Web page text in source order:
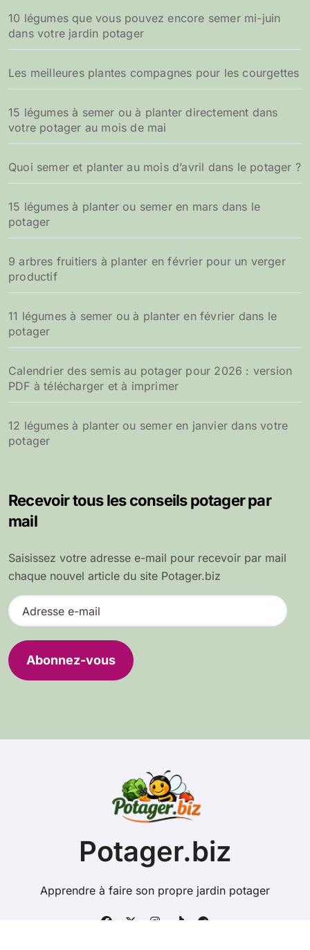
10 légumes que vous pouvez encore semer mi-juin
dans votre jardin potager
Les meilleures plantes compagnes pour les courgettes
15 légumes à semer ou à planter directement dans
votre potager au mois de mai
Quoi semer et planter au mois d’avril dans le potager ?
15 légumes à planter ou semer en mars dans le
potager
9 arbres fruitiers à planter en février pour un verger
productif
11 légumes à semer ou à planter en février dans le
potager
Calendrier des semis au potager pour 2026 : version
PDF à télécharger et à imprimer
12 légumes à planter ou semer en janvier dans votre
potager
Recevoir tous les conseils potager par
mail
Saisissez votre adresse e-mail pour recevoir par mail
chaque nouvel article du site Potager.biz
A
d
e
s
Abonnez-vous
Potager.biz
Apprendre à faire son propre jardin potager